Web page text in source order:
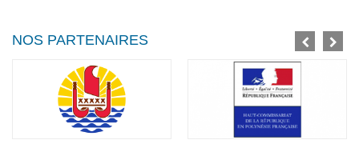
NOS PARTENAIRES